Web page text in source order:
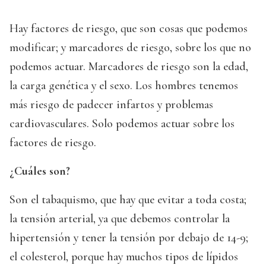
Hay factores de riesgo, que son cosas que podemos
modificar; y marcadores de riesgo, sobre los que no
podemos actuar. Marcadores de riesgo son la edad,
la carga genética y el sexo. Los hombres tenemos
más riesgo de padecer infartos y problemas
cardiovasculares. Solo podemos actuar sobre los
factores de riesgo.
¿Cuáles son?
Son el tabaquismo, que hay que evitar a toda costa;
la tensión arterial, ya que debemos controlar la
hipertensión y tener la tensión por debajo de 14-9;
el colesterol, porque hay muchos tipos de lípidos